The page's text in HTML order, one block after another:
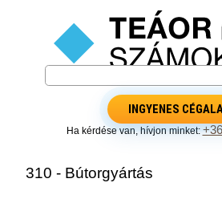
INGYENES
Ha kérdése van, hívjon minket:
310 - Bútorgyártás